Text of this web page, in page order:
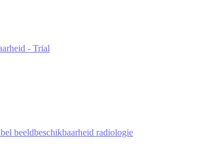
- Trial
beeldbeschikbaarheid radiologie